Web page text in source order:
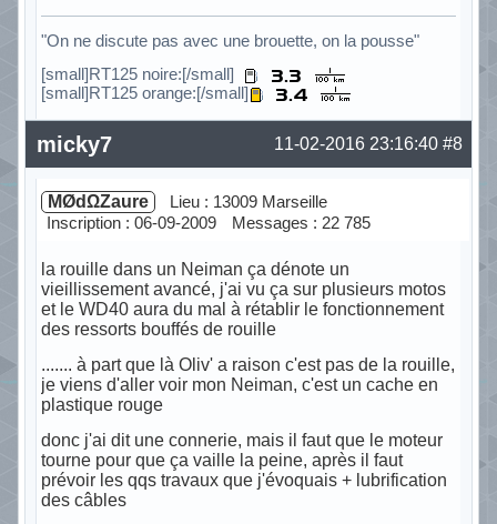
"On ne discute pas avec une brouette, on la pousse"
[small]RT125 noire:[/small]
[small]RT125 orange:[/small]
Hors ligne #8
11-02-2016 23:16:40
micky7
MØdΩZaure
Lieu : 13009 Marseille
Inscription : 06-09-2009
Messages : 22 785
la rouille dans un Neiman ça dénote un
vieillissement avancé, j'ai vu ça sur plusieurs motos
et le WD40 aura du mal à rétablir le fonctionnement
des ressorts bouffés de rouille
....... à part que là Oliv' a raison c'est pas de la rouille,
je viens d'aller voir mon Neiman, c'est un cache en
plastique rouge
donc j'ai dit une connerie, mais il faut que le moteur
tourne pour que ça vaille la peine, après il faut
prévoir les qqs travaux que j'évoquais + lubrification
des câbles